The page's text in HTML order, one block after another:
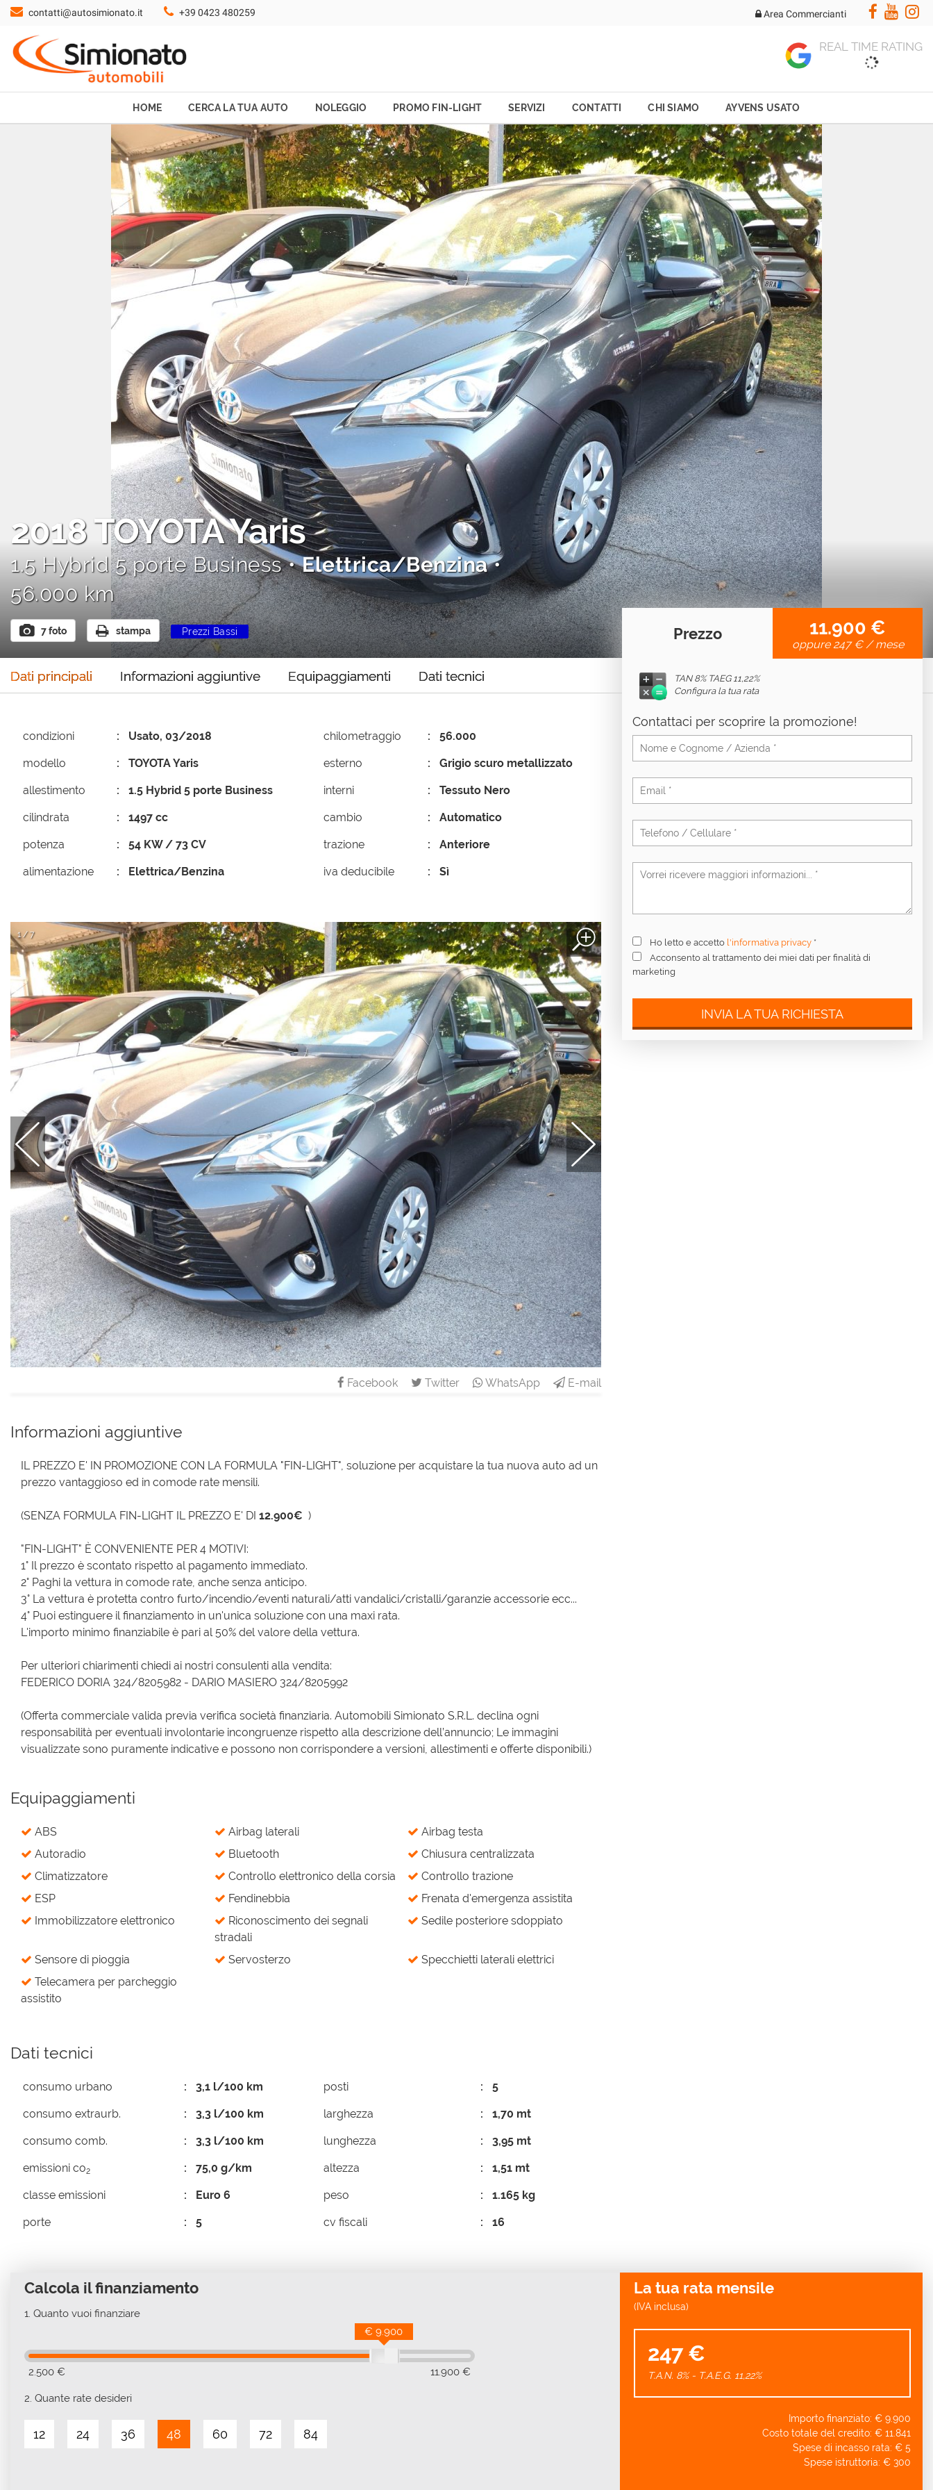
HOME
CERCA LA TUA AUTO
contatti@autosimionato.it +39 0423 480259 Area Commercianti
REAL TIME RATING
HOME CERCA LA TUA AUTO NOLEGGIO PROMO FIN-LIGHT SERVIZI CONTATTI CHI SIAMO AYVENS USATO
2018TOYOTA Yaris
1.5 Hybrid 5 porte Business •Elettrica/Benzina•
56.000 km
7 foto stampa
Prezzi Bassi Prezzi Bassi Prezzi Bassi
Dati principali Informazioni aggiuntive Equipaggiamenti Dati tecnici
condizioni Usato, 03/2018
modello TOYOTA Yaris
allestimento 1.5 Hybrid 5 porte Business
cilindrata 1497 cc
potenza 54 KW / 73 CV
alimentazione Elettrica/Benzina
chilometraggio 56.000
esterno Grigio scuro metallizzato
interni Tessuto Nero
cambio Automatico
trazione Anteriore
iva deducibile Sì
1 / 7
Facebook Twitter WhatsApp E-mail
Informazioni aggiuntive
IL PREZZO E' IN PROMOZIONE CON LA FORMULA "FIN-LIGHT", soluzione per acquistare la tua nuova auto ad un
prezzo vantaggioso ed in comode rate mensili.
(SENZA FORMULA FIN-LIGHT IL PREZZO E' DI 12.900€ )
"FIN-LIGHT" È CONVENIENTE PER 4 MOTIVI:
1° Il prezzo è scontato rispetto al pagamento immediato.
2° Paghi la vettura in comode rate, anche senza anticipo.
3° La vettura è protetta contro furto/incendio/eventi naturali/atti vandalici/cristalli/garanzie accessorie ecc...
4° Puoi estinguere il finanziamento in un'unica soluzione con una maxi rata.
L'importo minimo finanziabile è pari al 50% del valore della vettura.
Per ulteriori chiarimenti chiedi ai nostri consulenti alla vendita:
FEDERICO DORIA 324/8205982 - DARIO MASIERO 324/8205992
(Offerta commerciale valida previa verifica società finanziaria. Automobili Simionato S.R.L. declina ogni
responsabilità per eventuali involontarie incongruenze rispetto alla descrizione dell’annuncio; Le immagini
visualizzate sono puramente indicative e possono non corrispondere a versioni, allestimenti e offerte disponibili.)
Equipaggiamenti
ABS Airbag laterali
Airbag testa
Autoradio
Bluetooth
Chiusura centralizzata
Climatizzatore
Controllo elettronico della corsia
Controllo trazione
ESP
Fendinebbia
Frenata d'emergenza assistita
Immobilizzatore elettronico
Riconoscimento dei segnali
stradali
Sedile posteriore sdoppiato
Sensore di pioggia Servosterzo
Specchietti laterali elettrici
Telecamera per parcheggio
assistito
Dati tecnici
consumo urbano 3,1 l/100 km
consumo extraurb. 3,3 l/100 km
consumo comb. 3,3 l/100 km
emissioni co2 75,0 g/km
classe emissioni Euro 6
porte 5
posti 5
larghezza 1,70 mt
lunghezza 3,95 mt
altezza 1,51 mt
peso 1.165 kg
cv fiscali 16
Prezzo 11.900 €
oppure247 €/ mese
TAN 8% TAEG 11,22%
Configura la tua rata
Contattaci per scoprire la promozione!
Ho letto e accetto l'informativa privacy *
Acconsento al trattamento dei miei dati per finalità di
marketing
INVIA LA TUA RICHIESTA
Calcola il finanziamento
1. Quanto vuoi finanziare
2.500 € 11.900 €
€ 9.900
2. Quante rate desideri
12 24 36 48 60 72 84
La tua rata mensile
(IVA inclusa)
247 €
T.A.N. 8% - T.A.E.G. 11,22%
Importo finanziato: € 9.900
Costo totale del credito: € 11.841
Spese di incasso rata: € 5
Spese istruttoria: € 300